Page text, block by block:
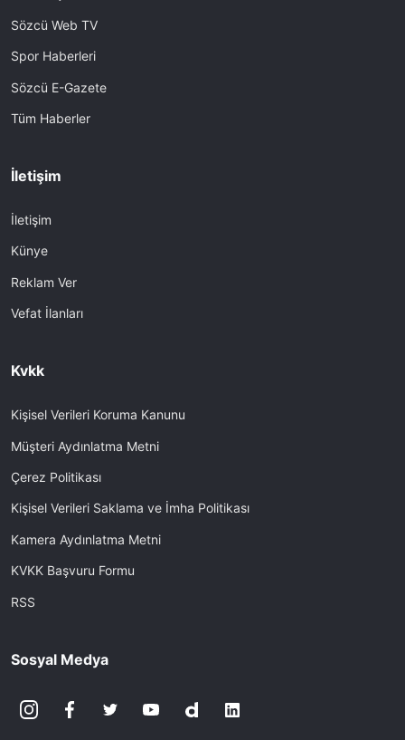
Sözcü Web TV
Spor Haberleri
Sözcü E-Gazete
Tüm Haberler
İletişim
İletişim
Künye
Reklam Ver
Vefat İlanları
Kvkk
Kişisel Verileri Koruma Kanunu
Müşteri Aydınlatma Metni
Çerez Politikası
Kişisel Verileri Saklama ve İmha Politikası
Kamera Aydınlatma Metni
KVKK Başvuru Formu
RSS
Sosyal Medya